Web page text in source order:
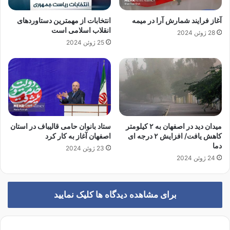
ا
د
ر
ز
ل
؛
پ
ا
ن
ب
ر
گ
ش
!
/
خ
و
ز
ب
آغاز فرایند شمارش آرا در میمه
28 ژوئن 2024
انتخابات از مهمترین دستاوردهای
انقلاب اسلامی است
25 ژوئن 2024
میدان دید در اصفهان به ۲ کیلومتر
کاهش یافت/ افزایش ۲ درجه ای
دما
24 ژوئن 2024
ستاد بانوان حامی قالیباف در استان
اصفهان آغاز به کار کرد
23 ژوئن 2024
برای مشاهده دیدگاه ها کلیک نمایید